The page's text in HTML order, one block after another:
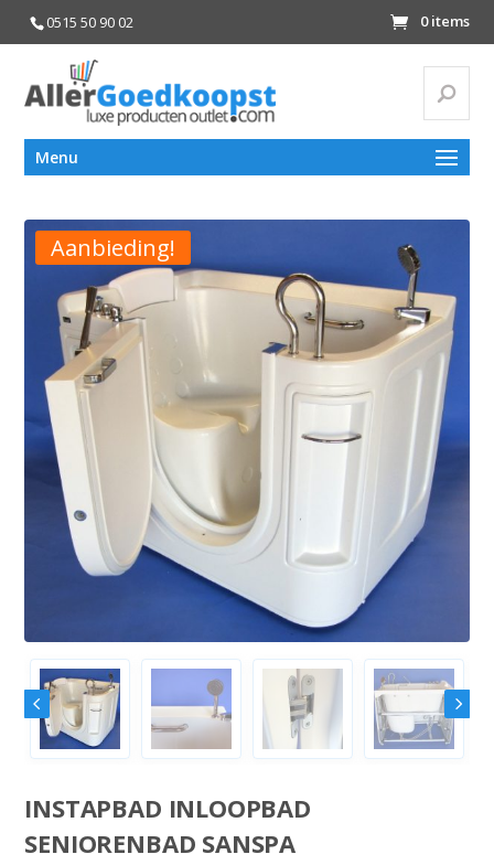
0515 50 90 02 0 items
naar:
Menu
Aanbieding!
INSTAPBAD INLOOPBAD
SENIORENBAD SANSPA